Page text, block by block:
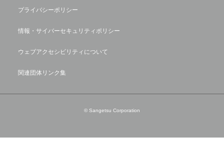
プライバシーポリシー
情報・サイバーセキュリティポリシー
ウェブアクセシビリティについて
関連団体リンク集
© Sangetsu Corporation